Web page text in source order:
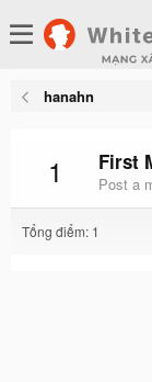
hanahn
1 First
Post a
Tổng điểm: 1